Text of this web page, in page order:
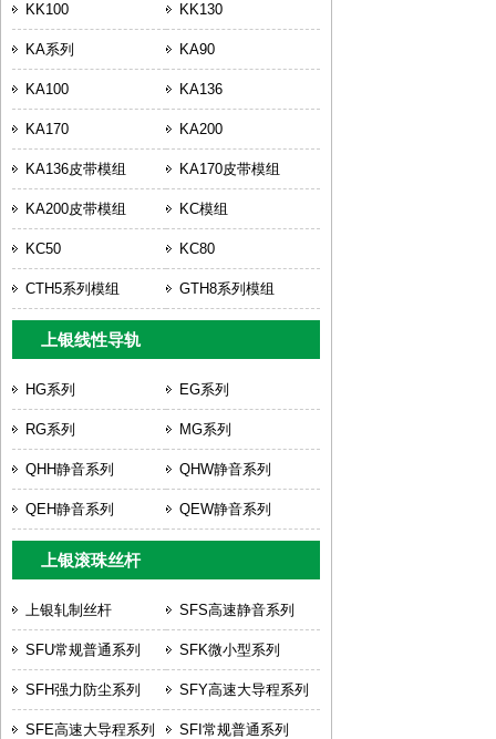
KK100 KK130
KA系列 KA90
KA100 KA136
KA170 KA200
KA136皮带模组 KA170皮带模组
KA200皮带模组 KC模组
KC50 KC80
CTH5系列模组 GTH8系列模组
上银线性导轨
HG系列 EG系列
RG系列 MG系列
QHH静音系列 QHW静音系列
QEH静音系列 QEW静音系列
上银滚珠丝杆
上银轧制丝杆 SFS高速静音系列
SFU常规普通系列 SFK微小型系列
SFH强力防尘系列 SFY高速大导程系列
SFE高速大导程系列 SFI常规普通系列